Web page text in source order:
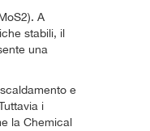
A
stabili, il
una
e
i
la Chemical